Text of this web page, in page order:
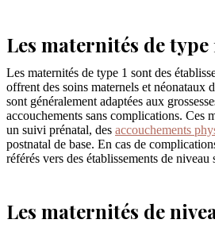
Les maternités de type
Les maternités de type 1 sont des
offrent des soins maternels et néonataux
sont généralement adaptées aux
accouchements sans complications. Ces
un suivi prénatal, des accouchements
postnatal de base. En cas de
référés vers des établissements de niveau
Les maternités de